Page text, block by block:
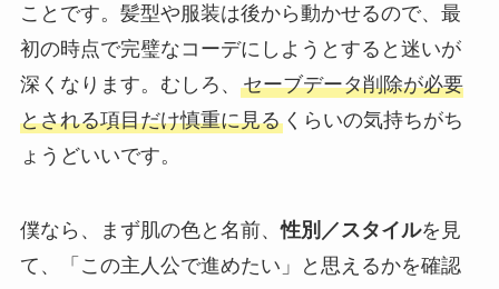
ことです。髪型や服装は後から動かせるので、最
初の時点で完璧なコーデにしようとすると迷いが
深くなります。むしろ、 セーブデータ削除が必要
とされる項目だけ慎重に見るくらいの気持ちがち
ょうどいいです。
僕なら、まず肌の色と名前、性別／スタイルを見
て、「この主人公で進めたい」と思えるかを確認